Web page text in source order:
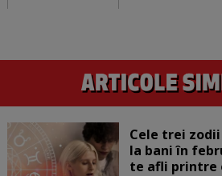
Cele trei
la bani în
te afli printre